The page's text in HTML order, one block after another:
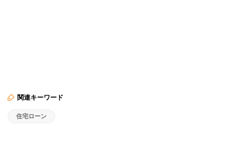
関連キーワード
住宅ローン